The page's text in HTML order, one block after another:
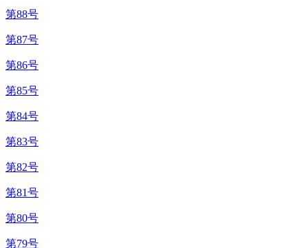
第88号
第87号
第86号
第85号
第84号
第83号
第82号
第81号
第80号
第79号